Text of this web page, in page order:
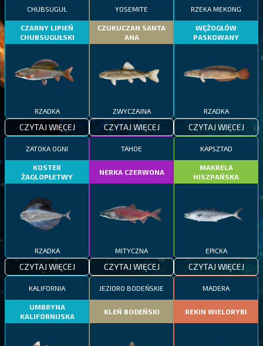
CHUBSUGUŁ
CZARNY LIPIEŃ
CHUBSUGUŁSKI
RZADKA
CZYTAJ WIĘCEJ
YOSEMITE
CZUKUCZAN SANTA
ANA
ZWYCZAJNA
CZYTAJ WIĘCEJ
RZEKA MEKONG
WĘŻOGŁÓW
PASKOWANY
RZADKA
CZYTAJ WIĘCEJ
ZATOKA OGNI
KOSTER
ŻAGLOPŁETWY
RZADKA
CZYTAJ WIĘCEJ
TAHOE
NERKA CZERWONA
MITYCZNA
CZYTAJ WIĘCEJ
KAPSZTAD
MAKRELA
HISZPAŃSKA
EPICKA
CZYTAJ WIĘCEJ
KALIFORNIA
UMBRYNA
KALIFORNIJSKA
JEZIORO BODEŃSKIE
KLEŃ BODEŃSKI
MADERA
REKIN WIELORYBI